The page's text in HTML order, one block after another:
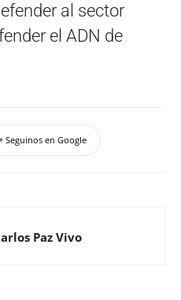
al sector
el ADN de
Seguinos en Google
Paz Vivo